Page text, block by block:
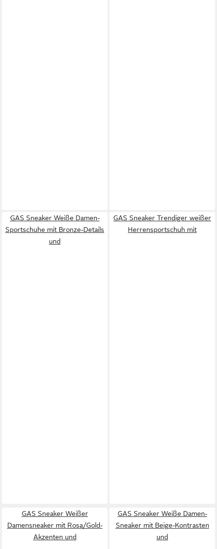
GAS Sneaker Weiße Damen-
Sportschuhe mit Bronze-Details
und
GAS Sneaker Trendiger weißer
Herrensportschuh mit
GAS Sneaker Weißer
Damensneaker mit Rosa/Gold-
Akzenten und
GAS Sneaker Weiße Damen-
Sneaker mit Beige-Kontrasten
und